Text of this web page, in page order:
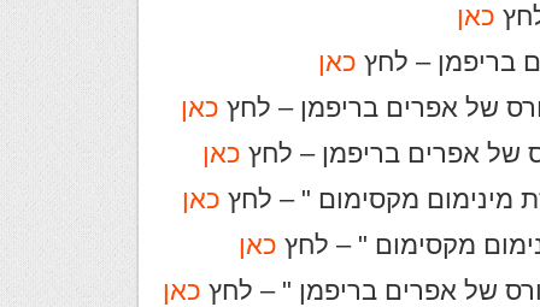
כאן
כאן
כאן
כאן
כאן
מקסימום " – לחץ כאן
כאן